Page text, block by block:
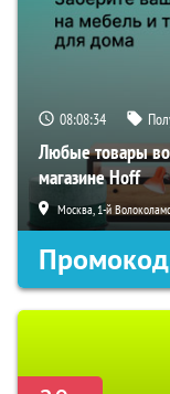
08:08:33
Любые товары во
магазине Hoff
Москва, 1-й
Промокод